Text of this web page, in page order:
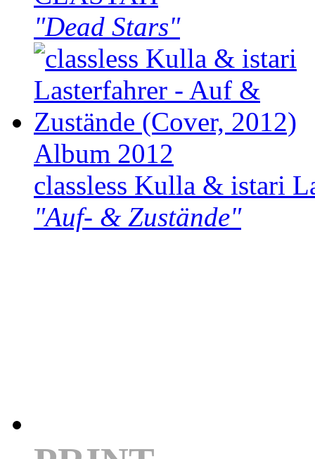
"Dead Stars"
Album 2012
classless Kulla & istari
"Auf- & Zustände"